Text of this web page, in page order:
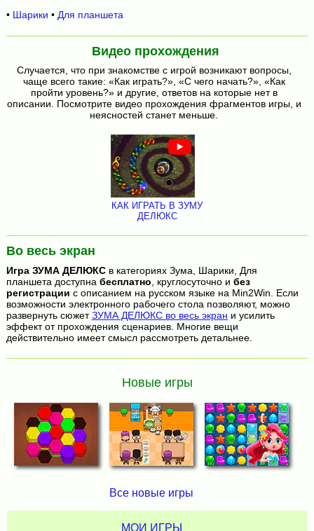
• Шарики • Для планшета
Видео прохождения
Случается, что при знакомстве с игрой возникают вопросы,
чаще всего такие: «Как играть?», «С чего начать?», «Как
пройти уровень?» и другие, ответов на которые нет в
описании. Посмотрите видео прохождения фрагментов игры, и
неясностей станет меньше.
КАК ИГРАТЬ В ЗУМУ
ДЕЛЮКС
Во весь экран
Игра ЗУМА ДЕЛЮКСв категориях Зума, Шарики, Для
планшета доступна бесплатно , круглосуточно и без
регистрации с описанием на русском языке на Min2Win. Если
возможности электронного рабочего стола позволяют, можно
развернуть сюжетЗУМА ДЕЛЮКС во весь экран и усилить
эффект от прохождения сценариев. Многие вещи
действительно имеет смысл рассмотреть детальнее.
Новые игры
Все новые игры
МОИ ИГРЫ